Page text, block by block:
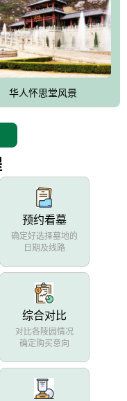
华人怀思堂风景
预约看墓
确定好选择墓地的
日期及线路
综合对比
对比各陵园情况
确定购买意向